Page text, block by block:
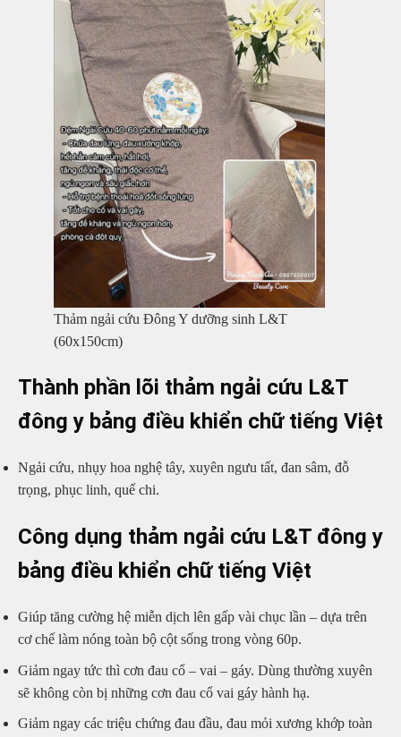
Thảm ngải cứu Đông Y dưỡng sinh L&T
(60x150cm)
Thành phần lõi thảm ngải cứu L&T
đông y bảng điều khiển chữ tiếng Việt
Ngải cứu, nhụy hoa nghệ tây, xuyên ngưu tất, đan sâm, đỗ
trọng, phục linh, quế chi.
Công dụng thảm ngải cứu L&T đông y
bảng điều khiển chữ tiếng Việt
Giúp tăng cường hệ miễn dịch lên gấp vài chục lần – dựa trên
cơ chế làm nóng toàn bộ cột sống trong vòng 60p.
Giảm ngay tức thì cơn đau cổ – vai – gáy. Dùng thường xuyên
sẽ không còn bị những cơn đau cổ vai gáy hành hạ.
Giảm ngay các triệu chứng đau đầu, đau mỏi xương khớp toàn